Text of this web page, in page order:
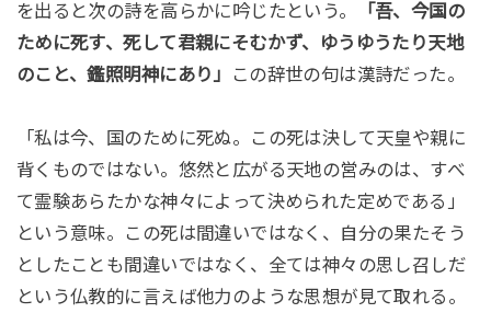
を出ると次の詩を高らかに吟じたという。
「吾、今国の
ために死す、死して君親にそむかず、ゆうゆうたり天地
のこと、鑑照明神にあり」
この辞世の句は漢詩だった。
「私は今、国のために死ぬ。この死は決して天皇や親に
背くものではない。悠然と広がる天地の営みのは、すべ
て霊験あらたかな神々によって決められた定めである」
という意味。この死は間違いではなく、自分の果たそう
としたことも間違いではなく、全ては神々の思し召しだ
という仏教的に言えば他力のような思想が見て取れる。